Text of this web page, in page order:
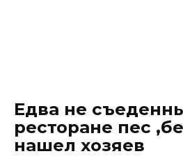
Едва не
ресторане пес
нашел хозяев